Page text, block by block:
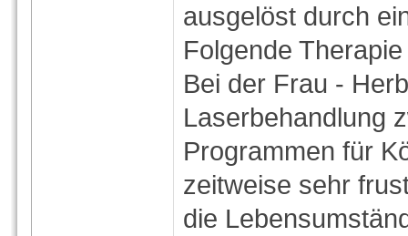
ausgelöst durch
Folgende
Bei der Frau -
Laserbehandlung
Programmen für
zeitweise sehr
die